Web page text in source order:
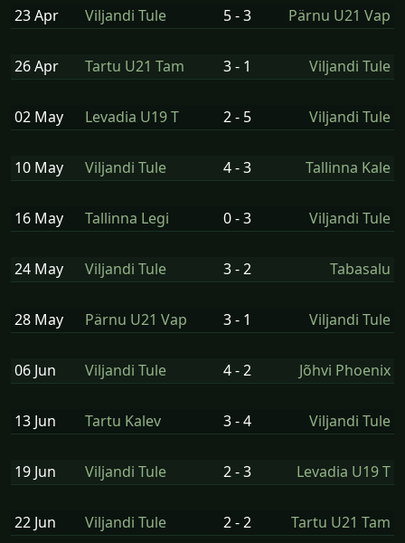
23 Apr Viljandi Tule 5 - 3 Pärnu U21 Vap
26 Apr Tartu U21 Tam 3 - 1 Viljandi Tule
02 May Levadia U19 T 2 - 5 Viljandi Tule
10 May Viljandi Tule 4 - 3 Tallinna Kale
16 May Tallinna Legi 0 - 3 Viljandi Tule
24 May Viljandi Tule 3 - 2 Tabasalu
28 May Pärnu U21 Vap 3 - 1 Viljandi Tule
06 Jun Viljandi Tule 4 - 2 Jõhvi Phoenix
13 Jun Tartu Kalev 3 - 4 Viljandi Tule
19 Jun Viljandi Tule 2 - 3 Levadia U19 T
22 Jun Viljandi Tule 2 - 2 Tartu U21 Tam